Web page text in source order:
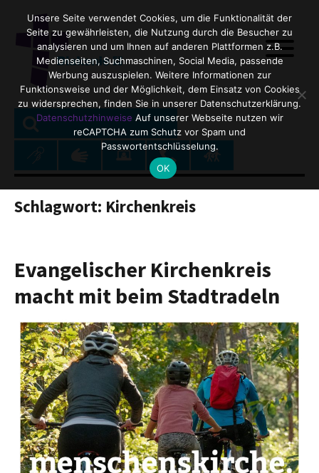
Search
for:
SEARCH
Schlagwort: Kirchenkreis
Evangelischer Kirchenkreis
macht mit beim Stadtradeln
Unsere Seite verwendet Cookies, um die Funktionalität der
Seite zu gewährleisten, die Nutzung durch die Besucher zu
analysieren und um Ihnen auf anderen Plattformen z.B.
Medienseiten, Suchmaschinen, Social Media, passende
Werbung auszuspielen. Weitere Informationen zur
Funktionsweise und der Möglichkeit, dem Einsatz von Cookies
zu widersprechen, finden Sie in unserer Datenschutzerklärung.
Datenschutzhinweise Auf unserer Webseite nutzen wir
reCAPTCHA zum Schutz vor Spam und
Passwortentschlüsselung.
OK